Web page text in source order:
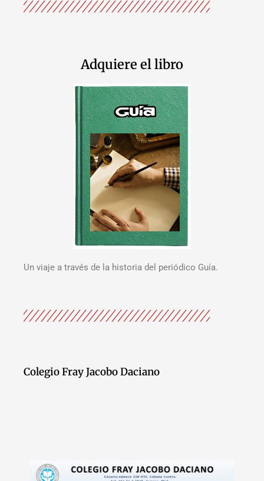
Adquiere el libro
Un viaje a través de la historia del periódico Guía.
Colegio Fray Jacobo Daciano